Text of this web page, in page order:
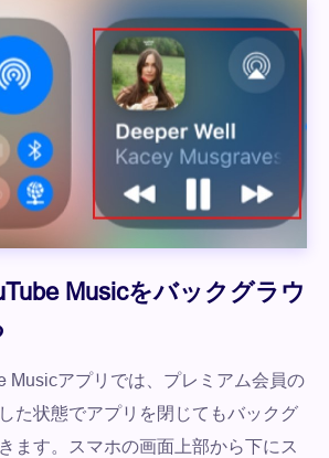
Musicをバックグラウ
Musicアプリでは、プレミアム会員の
た状態でアプリを閉じてもバックグ
ます。スマホの画面上部から下にス